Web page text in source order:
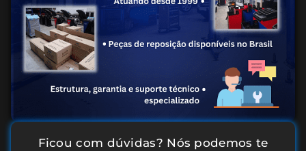
Ficou com dúvidas? Nós podemos te